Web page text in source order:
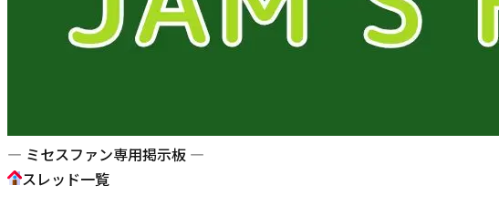
— ミセスファン専用掲示板 —
スレッド一覧